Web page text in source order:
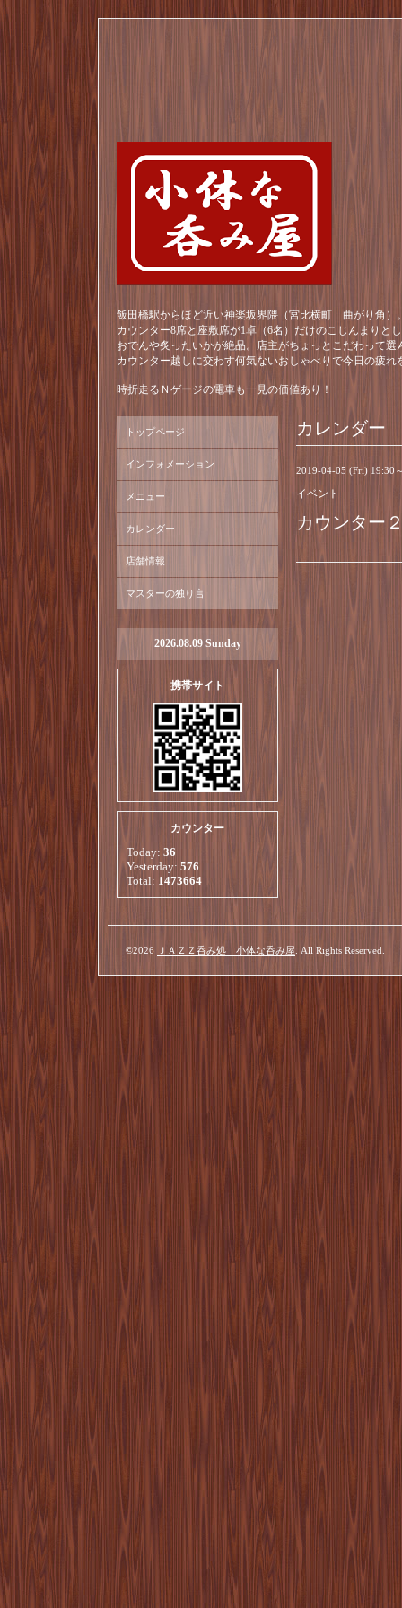
飯田橋駅からほど近い神楽坂界隈（宮比横町 曲がり角）
カウンター8席と座敷席が1卓（6名）だけのこじんまりと
おでんや炙ったいかが絶品。店主がちょっとこだわって
カウンター越しに交わす何気ないおしゃべりで今日の疲れ
時折走るＮゲージの電車も一見の価値あり！
カレンダー
2019-04-05 (Fri) 19:30
イベント
カウンター
トップページ
インフォメーション
メニュー
カレンダー
店舗情報
マスターの独り言
2026.08.09 Sunday
携帯サイト
カウンター
Today: 36
Yesterday: 576
Total: 1473664
©2026 ＪＡＺＺ呑み処 小体な呑み屋 . All Rights Reserved.